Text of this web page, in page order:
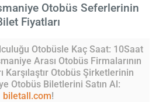
Otobüs Seferlerinin
Fiyatları
Otobüsle Kaç Saat: 10Saat
Arası Otobüs Firmalarının
Karşılaştır Otobüs Şirketlerinin
Otobüs Biletlerini Satın Al:
biletall.com!